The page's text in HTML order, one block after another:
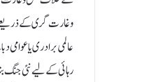
وغارت گری کے ذریعے
عالمی برادری یا
رہائی کے لیے نئی جنگ